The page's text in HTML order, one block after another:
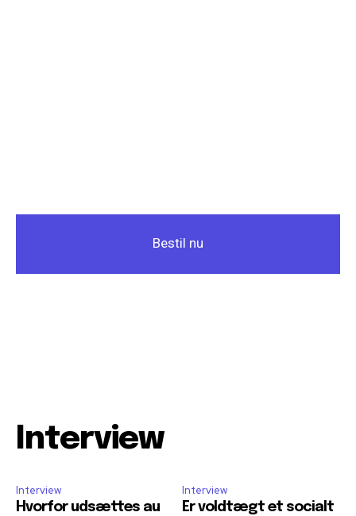
Bestil nu
Interview
Interview
Hvorfor udsættes au
Interview
Er voldtægt et socialt